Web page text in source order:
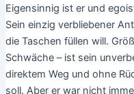
Eigensinnig ist er und
Sein einzig verbliebener
die Taschen füllen will.
Schwäche – ist sein
direktem Weg und ohne
soll. Aber er war nicht